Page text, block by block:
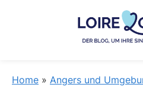
Iie
Home » Angers und